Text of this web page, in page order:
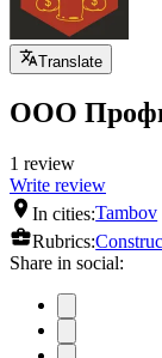
Translate
ООО
1 review
Write review
In cities:Tambov
Rubrics:
Share in social: